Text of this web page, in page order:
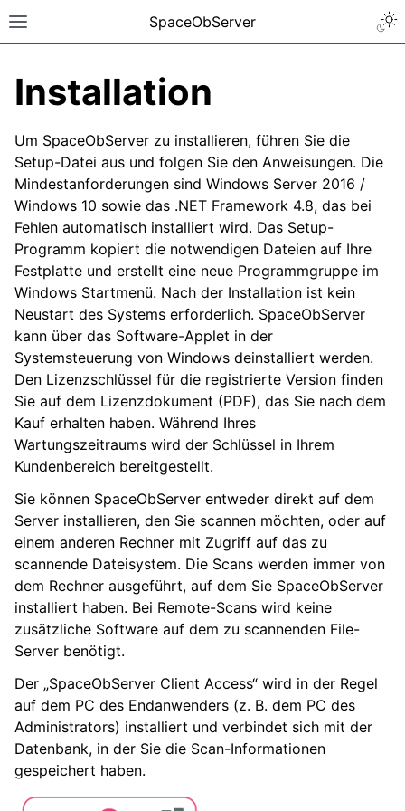
SpaceObServer
Installation
Um SpaceObServer zu installieren, führen Sie die
Setup-Datei aus und folgen Sie den Anweisungen. Die
Mindestanforderungen sind Windows Server 2016 /
Windows 10 sowie das .NET Framework 4.8, das bei
Fehlen automatisch installiert wird. Das Setup-
Programm kopiert die notwendigen Dateien auf Ihre
Festplatte und erstellt eine neue Programmgruppe im
Windows Startmenü. Nach der Installation ist kein
Neustart des Systems erforderlich. SpaceObServer
kann über das Software-Applet in der
Systemsteuerung von Windows deinstalliert werden.
Den Lizenzschlüssel für die registrierte Version finden
Sie auf dem Lizenzdokument (PDF), das Sie nach dem
Kauf erhalten haben. Während Ihres
Wartungszeitraums wird der Schlüssel in Ihrem
Kundenbereich bereitgestellt.
Sie können SpaceObServer entweder direkt auf dem
Server installieren, den Sie scannen möchten, oder auf
einem anderen Rechner mit Zugriff auf das zu
scannende Dateisystem. Die Scans werden immer von
dem Rechner ausgeführt, auf dem Sie SpaceObServer
installiert haben. Bei Remote-Scans wird keine
zusätzliche Software auf dem zu scannenden File-
Server benötigt.
Der „SpaceObServer Client Access“ wird in der Regel
auf dem PC des Endanwenders (z. B. dem PC des
Administrators) installiert und verbindet sich mit der
Datenbank, in der Sie die Scan-Informationen
gespeichert haben.